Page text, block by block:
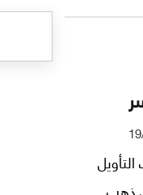
لبنان
ذهب